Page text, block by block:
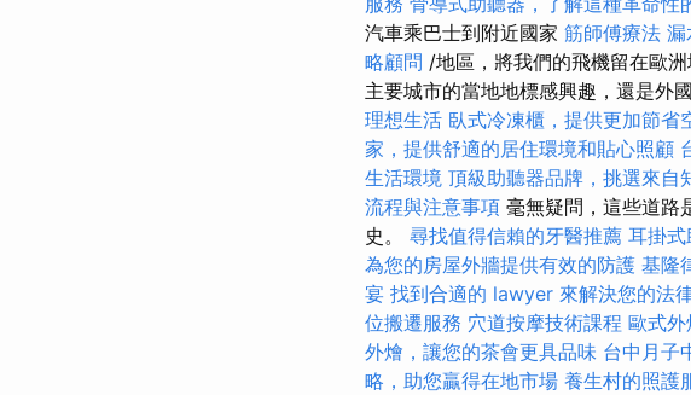
汽車乘巴士到附近國家 筋師傅療法 漏
略顧問 /地區，將我們的飛機留在歐
主要城市的當地地標感興趣，還是外
理想生活 臥式冷凍櫃，提供更加節省
家，提供舒適的居住環境和貼心照顧
生活環境 頂級助聽器品牌，挑選來自
流程與注意事項 毫無疑問，這些道路
史。 尋找值得信賴的牙醫推薦 耳掛
為您的房屋外牆提供有效的防護 基隆
宴 找到合適的 lawyer 來解決您的法
位搬遷服務 穴道按摩技術課程 歐式
外燴，讓您的茶會更具品味 台中月子
略，助您贏得在地市場 養生村的照護